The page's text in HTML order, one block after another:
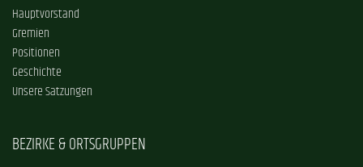
Hauptvorstand
Gremien
Positionen
Geschichte
Unsere Satzungen
BEZIRKE & ORTSGRUPPEN